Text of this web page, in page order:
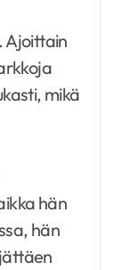
Ajoittain
mikä
hän
hän